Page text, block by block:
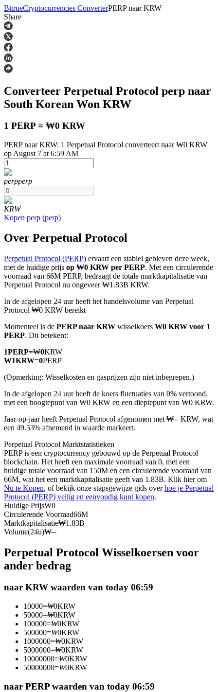
Termijncontracten
USDT-futures
COIN-M-futures
Cryptocurrency-futures
TradFi
Derivaten voor aandelen, forex, edelmetalen en grondstoffen
USDC-futures
Futures met USDC als onderpand
Sluit je aan bij top traders
Word een Copy Trader
BitrueCryptocurrencies ConverterPERP naar KRW
Share
Converteer Perpetual Protocol perp naar
South Korean Won KRW
1 PERP = ₩0 KRW
PERP naar KRW: 1 Perpetual Protocol converteert naar ₩0 KRW
op August 7 at 6:59 AM
perpperp
KRW
Kopen perp (perp)
Over Perpetual Protocol
Perpetual Protocol (PERP) ervaart een stabiel gebleven deze week,
met de huidige prijs op ₩0 KRW per PERP. Met een circulerende
voorraad van 66M PERP, bedraagt de totale marktkapitalisatie van
Perpetual Protocol nu ongeveer ₩1.83B KRW.
In de afgelopen 24 uur heeft het handelsvolume van Perpetual
Protocol ₩0 KRW bereikt
Momenteel is de PERP naar KRW wisselkoers ₩0 KRW voor 1
PERP. Dit betekent:
1PERP=₩0KRW
₩1KRW=0PERP
(Opmerking: Wisselkosten en gasprijzen zijn niet inbegrepen.)
In de afgelopen 24 uur heeft de koers fluctuaties van 0% vertoond,
met een hoogtepunt van ₩0 KRW en een dieptepunt van ₩0 KRW.
Jaar-op-jaar heeft Perpetual Protocol afgenomen met ₩-- KRW, wat
een 49.53% afnemend in waarde markeert.
Perpetual Protocol Marktstatistieken
PERP is een cryptocurrency gebouwd op de Perpetual Protocol
blockchain. Het heeft een maximale voorraad van 0, met een
huidige totale voorraad van 150M en een circulerende voorraad van
66M, wat het een marktkapitalisatie geeft van 1.83B. Klik hier om
Nu te Kopen, of bekijk onze stapsgewijze gids overhoe je Perpetual
Protocol (PERP) veilig en eenvoudig kunt kopen.
Huidige Prijs₩0
Circulerende Voorraad66M
Marktkapitalisatie₩1.83B
Volume(24u)₩--
Perpetual Protocol Wisselkoersen voor
ander bedrag
naar KRW waarden van today 06:59
10000=₩0KRW
50000=₩0KRW
100000=₩0KRW
500000=₩0KRW
1000000=₩0KRW
5000000=₩0KRW
10000000=₩0KRW
50000000=₩0KRW
naar PERP waarden van today 06:59